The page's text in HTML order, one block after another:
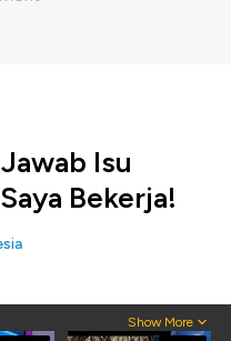
Isu
Bekerja!
Show More